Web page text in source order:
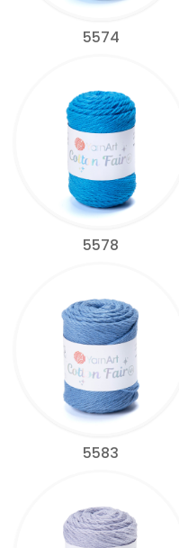
5574
5578
5583